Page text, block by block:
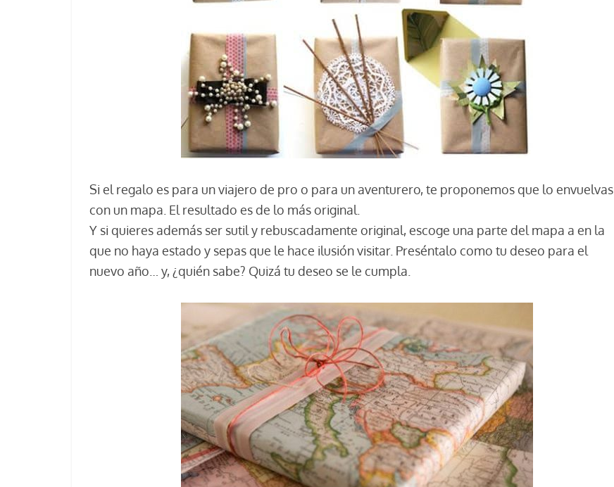
Si el regalo es para un viajero de pro o para un aventurero, te proponemos que lo envuelvas
con un mapa. El resultado es de lo más original.
Y si quieres además ser sutil y rebuscadamente original, escoge una parte del mapa a en la
que no haya estado y sepas que le hace ilusión visitar. Preséntalo como tu deseo para el
nuevo año… y, ¿quién sabe? Quizá tu deseo se le cumpla.